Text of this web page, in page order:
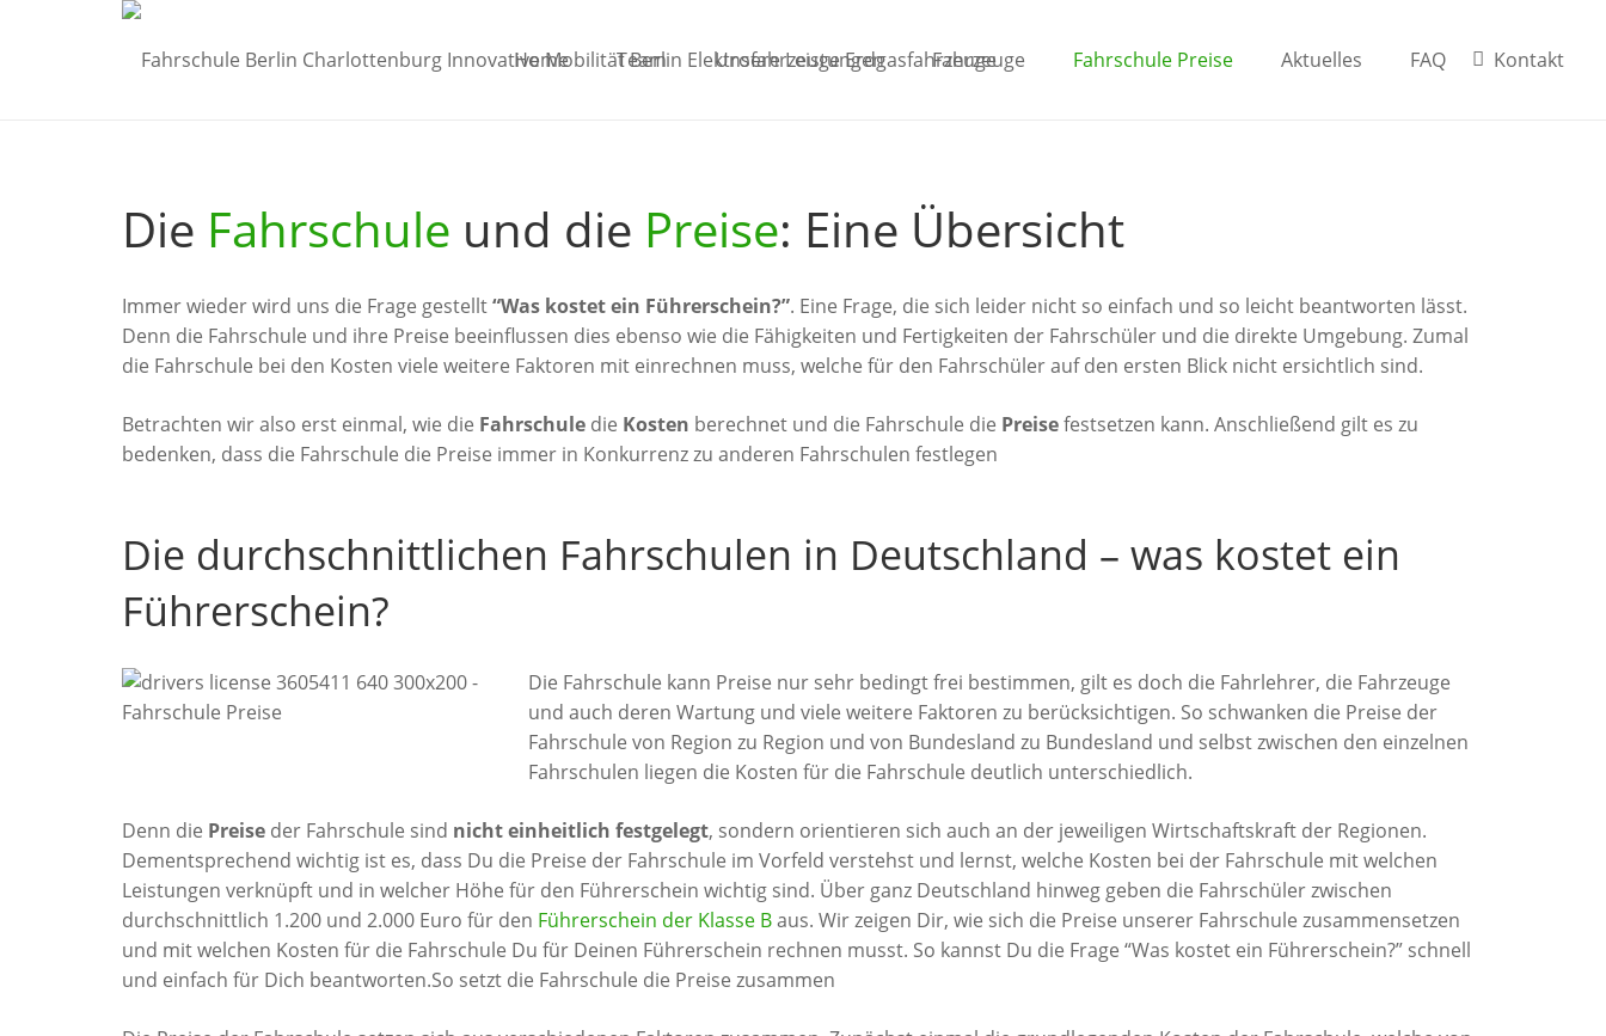
Home Team Unsere Leistungen Fahrzeuge Fahrschule Preise Aktuelles FAQ Kontakt
Die Fahrschule und die Preise: Eine Übersicht
Immer wieder wird uns die Frage gestellt“Was kostet ein Führerschein?”. Eine Frage, die sich leider nicht so einfach und so leicht beantworten lässt.
Denn die Fahrschule und ihre Preise beeinflussen dies ebenso wie die Fähigkeiten und Fertigkeiten der Fahrschüler und die direkte Umgebung. Zumal
die Fahrschule bei den Kosten viele weitere Faktoren mit einrechnen muss, welche für den Fahrschüler auf den ersten Blick nicht ersichtlich sind.
Betrachten wir also erst einmal, wie die Fahrschule die Kosten berechnet und die Fahrschule die Preisefestsetzen kann. Anschließend gilt es zu
bedenken, dass die Fahrschule die Preise immer in Konkurrenz zu anderen Fahrschulen festlegen
Die durchschnittlichen Fahrschulen in Deutschland – was kostet ein
Führerschein?
Die Fahrschule kann Preise nur sehr bedingt frei bestimmen, gilt es doch die Fahrlehrer, die Fahrzeuge
und auch deren Wartung und viele weitere Faktoren zu berücksichtigen. So schwanken die Preise der
Fahrschule von Region zu Region und von Bundesland zu Bundesland und selbst zwischen den einzelnen
Fahrschulen liegen die Kosten für die Fahrschule deutlich unterschiedlich.
Denn die Preise der Fahrschule sind nicht einheitlich festgelegt, sondern orientieren sich auch an der jeweiligen Wirtschaftskraft der Regionen.
Dementsprechend wichtig ist es, dass Du die Preise der Fahrschule im Vorfeld verstehst und lernst, welche Kosten bei der Fahrschule mit welchen
Leistungen verknüpft und in welcher Höhe für den Führerschein wichtig sind. Über ganz Deutschland hinweg geben die Fahrschüler zwischen
durchschnittlich 1.200 und 2.000 Euro für den Führerschein der Klasse Baus. Wir zeigen Dir, wie sich die Preise unserer Fahrschule zusammensetzen
und mit welchen Kosten für die Fahrschule Du für Deinen Führerschein rechnen musst. So kannst Du die Frage “Was kostet ein Führerschein?” schnell
und einfach für Dich beantworten.So setzt die Fahrschule die Preise zusammen